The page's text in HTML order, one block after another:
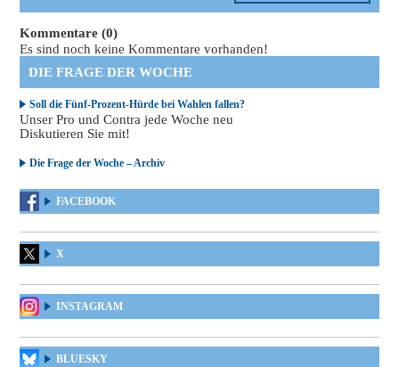
Kommentare (0)
Es sind noch keine Kommentare vorhanden!
DIE FRAGE DER WOCHE
Soll die Fünf-Prozent-Hürde bei Wahlen fallen?
Unser Pro und Contra jede Woche neu
Diskutieren Sie mit!
Die Frage der Woche – Archiv
FACEBOOK
X
INSTAGRAM
BLUESKY